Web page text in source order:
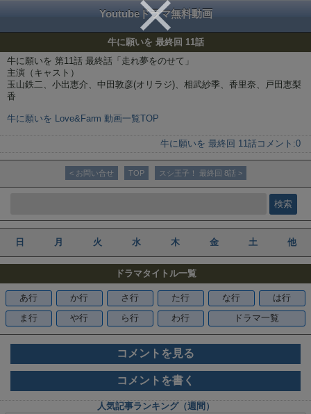
Youtubeドラマ無料動画
牛に願いを 最終回 11話
牛に願いを 第11話 最終話「走れ夢をのせて」
主演（キャスト）
玉山鉄二、小出恵介、中田敦彦(オリラジ)、相武紗季、香里奈、戸田恵梨
香
牛に願いを Love&Farm 動画一覧TOP
牛に願いを 最終回 11話 コメント:0
< お問い合せ TOP スシ王子！ 最終回 8話 >
日 月 火 水 木 金 土 他
ドラマタイトル一覧
あ行 か行 さ行 た行 な行
は行
ま行
や行 ら行 わ行 ドラマ一覧
コメントを見る
コメントを書く
人気記事ランキング（週間）